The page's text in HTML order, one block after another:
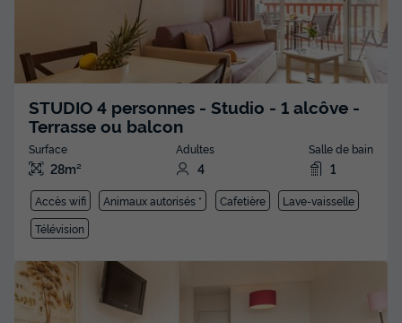
STUDIO 4 personnes - Studio - 1 alcôve -
Terrasse ou balcon
Surface
28m²
Adultes
4
Salle de bain
1
Accès wifi Animaux autorisés * Cafetière
Lave-vaisselle
Télévision